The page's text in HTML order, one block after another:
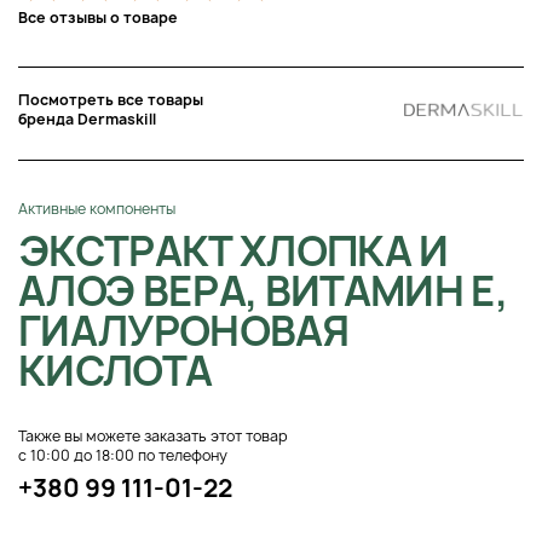
Все отзывы о товаре
Посмотреть все товары
бренда Dermaskill
Активные компоненты
ЭКСТРАКТ ХЛОПКА И
АЛОЭ ВЕРА, ВИТАМИН Е,
ГИАЛУРОНОВАЯ
КИСЛОТА
Также вы можете заказать этот товар
с 10:00 до 18:00 по телефону
+380 99 111-01-22